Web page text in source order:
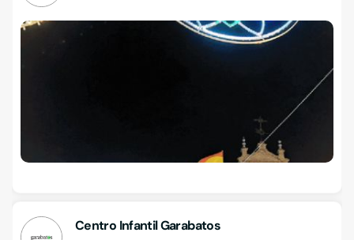
Centro Infantil Garabatos